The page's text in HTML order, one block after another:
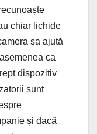
chiar lichide
sa ajută
ca
dispozitiv
sunt
și dacă